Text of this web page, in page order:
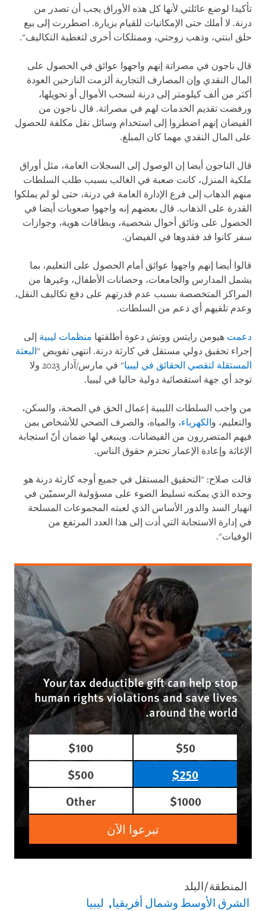
تأكيدا لوضع عائلتي لأنها كل هذه الأوراق يجب أن تصدر من
درنة. لا أملك حتى الإمكانيات للقيام بزيارة. اضطررت إلى بيع
حلق ابنتي، وذهب زوجتي، وممتلكات أخرى لتغطية التكاليف".
قال ناجون في مصراتة إنهم واجهوا عوائق في الحصول على
المال النقدي وإن المصارف التجارية ألزمت النازحين العودة
أكثر من ألف كيلومتر إلى درنة لسحب الأموال أو تحويلها،
ورفضت تقديم الخدمات لهم في مصراتة. قال ناجون من
الفيضان إنهم اضطروا إلى استخدام وسائل نقل مكلفة للحصول
على المال النقدي مهما كان المبلغ.
قال الناجون أيضا إن الوصول إلى السجلات العامة، مثل أوراق
ملكية المنزل، كانت صعبة في الغالب بسبب طلب السلطات
منهم الذهاب إلى فرع الإدارة العامة في درنة، حتى لو لم يملكوا
القدرة على الذهاب. قال بعضهم إنه واجهوا صعوبات أيضا في
الحصول على وثائق أحوال شخصية، وبطاقات هوية، وجوازات
سفر كانوا قد فقدوها في الفيضان.
قالوا أيضا إنهم واجهوا عوائق أمام الحصول على التعليم، بما
يشمل المدارس والجامعات، وحضانات الأطفال، وغيرها من
المراكز المتخصصة بسبب عدم قدرتهم على دفع تكاليف النقل،
وعدم تلقيهم أي دعم من السلطات.
دعمت هيومن رايتس ووتش دعوة أطلقتها منظمات ليبية إلى
إجراء تحقيق دولي مستقل في كارثة درنة. انتهى تفويض " البعثة
المستقلة لتقصي الحقائق في ليبيا
" في مارس/آذار 2023 ولا
توجد أي جهة استقصائية دولية حاليا في ليبيا.
من واجب السلطات الليبية إعمال الحق في الصحة، والسكن،
والتعليم، و الكهرباء، والمياه، والصرف الصحي للأشخاص بمن
فيهم المتضررون من الفيضانات. وينبغي لها ضمان أنّ استجابة
الإغاثة وإعادة الإعمار تحترم حقوق الناس.
قالت صلاح: "التحقيق المستقل في جميع أوجه كارثة درنة هو
وحده الذي يمكنه تسليط الضوء على مسؤولية الرسميّين في
انهيار السد والدور الأساس الذي لعبته المجموعات المسلحة
في إدارة الاستجابة التي أدت إلى هذا العدد المرتفع من
الوفيات".
Your tax deductible gift can help stop
human rights violations and save lives
around the world.
$50
$100
$250
$500
$1000
Other
تبرعوا الآن
المنطقة/البلد
الشرق الأوسط وشمال أفريقيا
ليبيا